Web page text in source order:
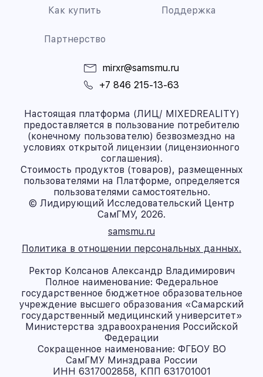
Как купить Поддержка
Партнерство
mirxr@samsmu.ru
+7 846 215-13-63
Настоящая платформа (ЛИЦ/ MIXEDREALITY)
предоставляется в пользование потребителю
(конечному пользователю) безвозмездно на
условиях открытой лицензии (лицензионного
соглашения).
Стоимость продуктов (товаров), размещенных
пользователями на Платформе, определяется
пользователями самостоятельно.
© Лидирующий Исследовательский Центр
СамГМУ, 2026.
samsmu.ru
Политика в отношении персональных данных.
Ректор Колсанов Александр Владимирович
Полное наименование: Федеральное
государственное бюджетное образовательное
учреждение высшего образования «Самарский
государственный медицинский университет»
Министерства здравоохранения Российской
Федерации
Сокращенное наименование: ФГБОУ ВО
СамГМУ Минздрава России
ИНН 6317002858, КПП 631701001